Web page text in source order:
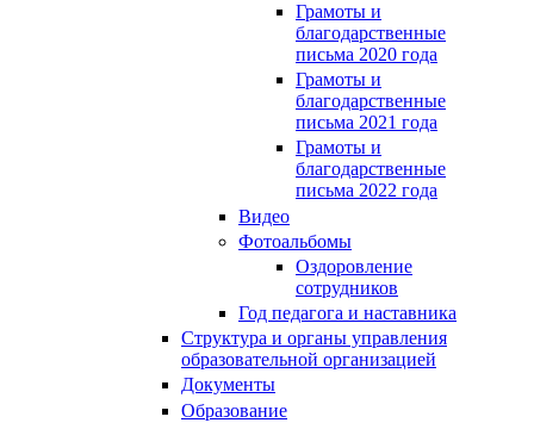
Грамоты и
благодарственные
письма 2020 года
Грамоты и
благодарственные
письма 2021 года
Грамоты и
благодарственные
письма 2022 года
Видео
Фотоальбомы
Оздоровление
сотрудников
Год педагога и наставника
Структура и органы управления
образовательной организацией
Документы
Образование